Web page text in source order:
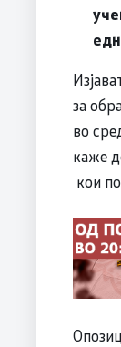
за
во
каже
кои